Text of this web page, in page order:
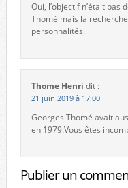
Oui, l’objectif n’était
Thomé mais la
personnalités.
Thome Henri dit :
21 juin 2019 à 17:00
Georges Thomé avait
en 1979.Vous êtes
Publier un